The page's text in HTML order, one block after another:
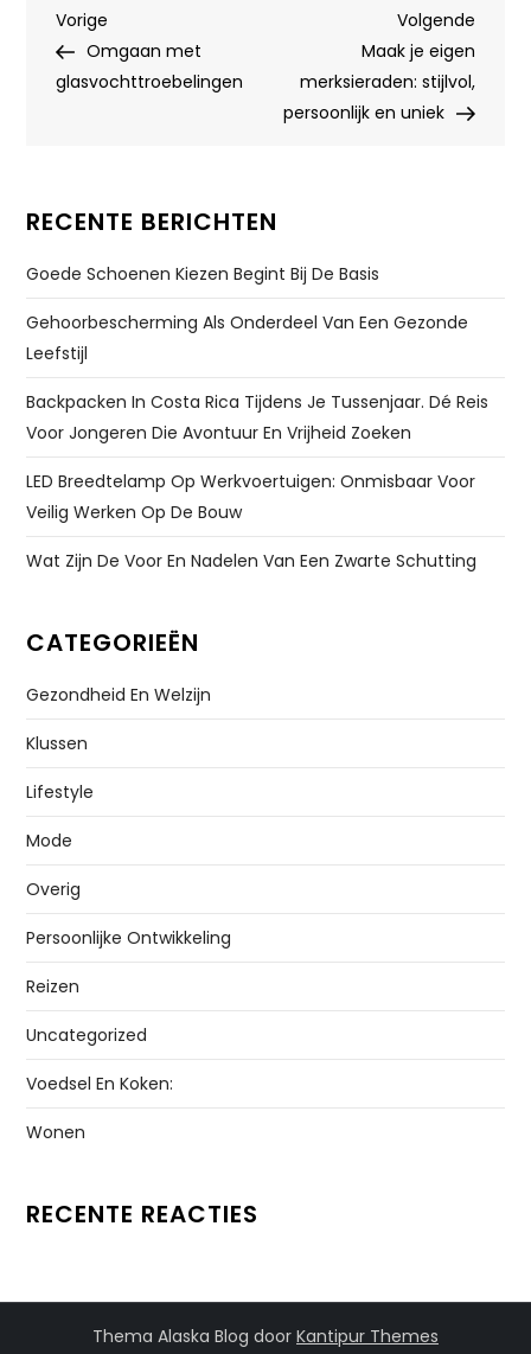
Bericht
navigatie
Vorig
bericht
Vorige
Omgaan met
glasvochttroebelingen
Volgende
Maak je eigen
merksieraden: stijlvol,
persoonlijk en uniek
RECENTE BERICHTEN
Goede Schoenen Kiezen Begint Bij De Basis
Gehoorbescherming Als Onderdeel Van Een Gezonde
Leefstijl
Backpacken In Costa Rica Tijdens Je Tussenjaar. Dé Reis
Voor Jongeren Die Avontuur En Vrijheid Zoeken
LED Breedtelamp Op Werkvoertuigen: Onmisbaar Voor
Veilig Werken Op De Bouw
Wat Zijn De Voor En Nadelen Van Een Zwarte Schutting
CATEGORIEËN
Gezondheid En Welzijn
Klussen
Lifestyle
Mode
Overig
Persoonlijke Ontwikkeling
Reizen
Uncategorized
Voedsel En Koken:
Wonen
RECENTE REACTIES
Thema Alaska Blog door Kantipur Themes